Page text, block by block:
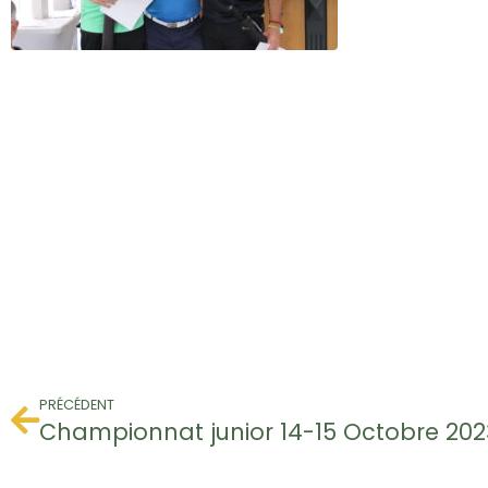
PRÉCÉDENT
Championnat junior 14-15 Octobre